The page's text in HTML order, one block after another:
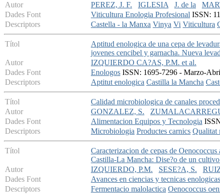
Autor
PEREZ, J. F. IGLESIA J. de la
Dades Font
Viticultura Enologia Profesional ISSN:
Descriptors
Castella - la Manxa Vinya Vi Viticultura
Títol
Aptitud enologica de una cepa de
jovenes cencibel y garnacha. Nueva
Autor
IZQUIERDO CA?AS, P.M. et al.
Dades Font
Enologos ISSN: 1695-7296 - Marzo-
Descriptors
Aptitut enologica Castilla la Mancha
Títol
Calidad microbiologica de canales
Autor
GONZALEZ, S.
Dades Font
Alimentacion Equipos y Tecnologia
Descriptors
Microbiologia Productes carnics Qualitat
Títol
Caracterizacion de cepas de
Castilla-La Mancha: Dise?o de un
Autor
IZQUIERDO, P.M. SESE?A, S.
Dades Font
Avances en ciencias y tecnicas enologicas
Descriptors
Fermentacio malolactica Oenococcus